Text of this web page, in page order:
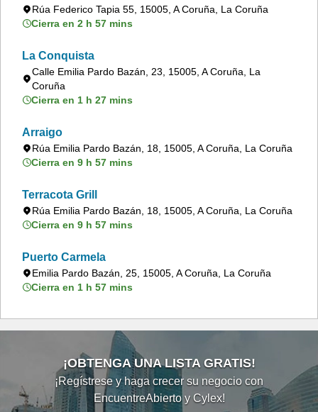
Rúa Federico Tapia 55, 15005, A Coruña, La Coruña
Cierra en 2 h 57 mins
La Conquista
Calle Emilia Pardo Bazán, 23, 15005, A Coruña, La
Coruña
Cierra en 1 h 27 mins
Arraigo
Rúa Emilia Pardo Bazán, 18, 15005, A Coruña, La Coruña
Cierra en 9 h 57 mins
Terracota Grill
Rúa Emilia Pardo Bazán, 18, 15005, A Coruña, La Coruña
Cierra en 9 h 57 mins
Puerto Carmela
Emilia Pardo Bazán, 25, 15005, A Coruña, La Coruña
Cierra en 1 h 57 mins
¡OBTENGA UNA LISTA GRATIS!
¡Regístrese y haga crecer su negocio con
EncuentreAbierto y Cylex!